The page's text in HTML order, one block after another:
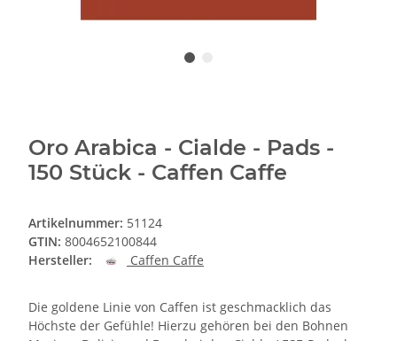
Oro Arabica - Cialde - Pads -
150 Stück - Caffen Caffe
Artikelnummer: 51124
GTIN: 8004652100844
Hersteller:
Caffen Caffe
Die goldene Linie von Caffen ist geschmacklich das
Höchste der Gefühle! Hierzu gehören bei den Bohnen